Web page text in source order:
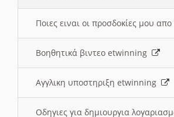
Ποιες ειναι οι προσδοκίες μου
Βοηθητικά βιντεο etwinning
Αγγλικη υποστηριξη etwinning
Οδηγιες για δημιουργια